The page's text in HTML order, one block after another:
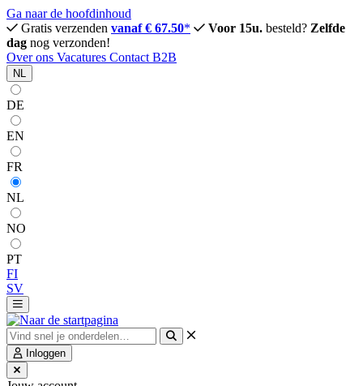
Ga naar de hoofdinhoud
Gratis verzenden vanaf € 67.50* Voor 15u. besteld? Zelfde
dag nog verzonden!
Over ons Vacatures Contact B2B
NL
DE
EN
FR
NL
NO
PT
FI
SV
Inloggen